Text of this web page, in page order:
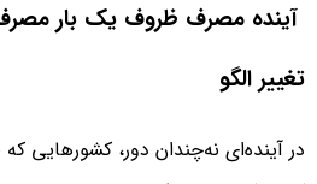
آینده مصرف ظروف یک‌ بار
تغییر الگو
در آینده‌ای نه‌چندان دور، کشورهایی